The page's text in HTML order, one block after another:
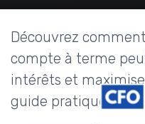
Découvrez
compte à terme
intérêts et
guide pratique pour